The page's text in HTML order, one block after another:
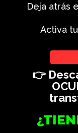
Deja atrás
Activa
👉